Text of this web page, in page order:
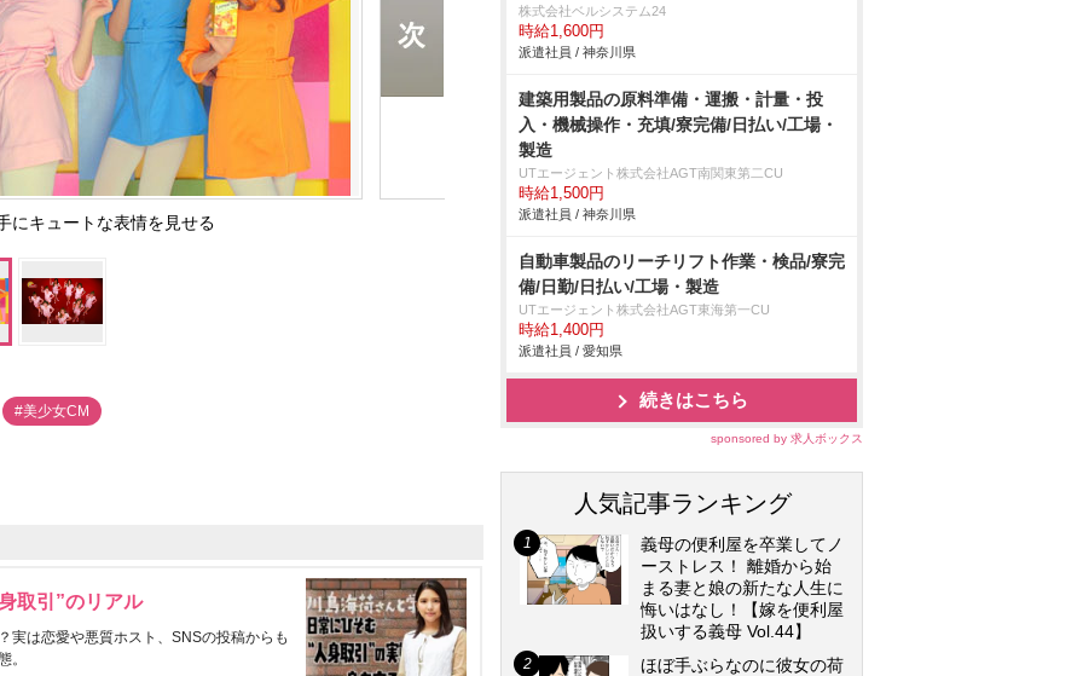
にキュートな表情を見せる
#美少女CM
取引”のリアル
実は恋愛や悪質ホスト、SNSの投稿からも
。
株式会社ベルシステム24
時給1,600円
派遣社員 / 神奈川県
建築用製品の原料準備・運搬・計量・投
入・機械操作・充填/寮完備/日払い/工場・
製造
UTエージェント株式会社AGT南関東第二CU
時給1,500円
派遣社員 / 神奈川県
自動車製品のリーチリフト作業・検品/寮完
備/日勤/日払い/工場・製造
UTエージェント株式会社AGT東海第一CU
時給1,400円
派遣社員 / 愛知県
続きはこちら
sponsored by 求人ボックス
人気記事ランキング
義母の便利屋を卒業してノ
ーストレス！ 離婚から始
まる妻と娘の新たな人生に
悔いはなし！【嫁を便利屋
扱いする義母 Vol.44】
ほぼ手ぶらなのに彼女の荷